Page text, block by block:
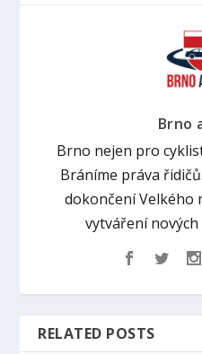
Brno
Brno nejen pro
Bráníme práva
dokončení Velkého
vytváření
RELATED POSTS